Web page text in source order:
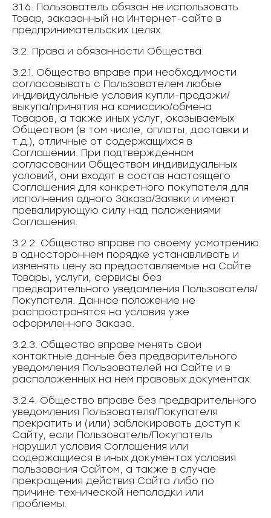
3.1.6. Пользователь обязан не использовать
Товар, заказанный на Интернет-сайте в
предпринимательских целях.
3.2. Права и обязанности Общества:
3.2.1. Общество вправе при необходимости
согласовывать с Пользователем любые
индивидуальные условия купли-продажи/
выкупа/принятия на комиссию/обмена
Товаров, а также иных услуг, оказываемых
Обществом (в том числе, оплаты, доставки и
т.д.), отличные от содержащихся в
Соглашении. При подтвержденном
согласовании Обществом индивидуальных
условий, они входят в состав настоящего
Соглашения для конкретного покупателя для
исполнения одного Заказа/Заявки и имеют
превалирующую силу над положениями
Соглашения.
3.2.2. Общество вправе по своему усмотрению
в одностороннем порядке устанавливать и
изменять цену за предоставляемые на Сайте
Товары, услуги, сервисы без
предварительного уведомления Пользователя/
Покупателя. Данное положение не
распространятся на условия уже
оформленного Заказа.
3.2.3. Общество вправе менять свои
контактные данные без предварительного
уведомления Пользователей на Сайте и в
расположенных на нем правовых документах.
3.2.4. Общество вправе без предварительного
уведомления Пользователя/Покупателя
прекратить и (или) заблокировать доступ к
Сайту, если Пользователь/Покупатель
нарушил условия Соглашения или
содержащиеся в иных документах условия
пользования Сайтом, а также в случае
прекращения действия Сайта либо по
причине технической неполадки или
проблемы.